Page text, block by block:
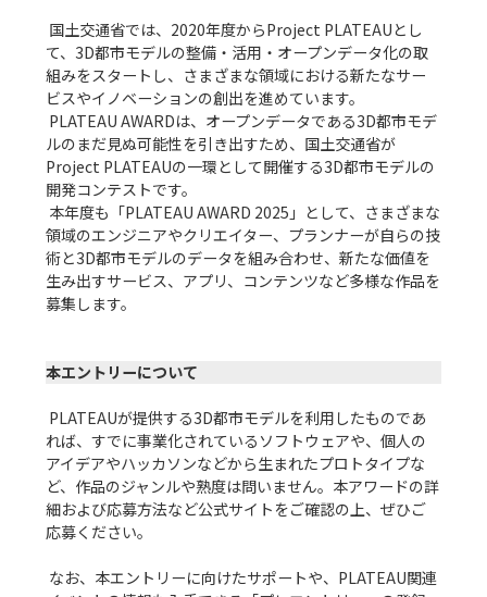
て、3D都市モデルの整備・活用・オープンデータ化の取
組みをスタートし、さまざまな領域における新たなサー
ビスやイノベーションの創出を進めています。
ルのまだ見ぬ可能性を引き出すため、国土交通省が
Project PLATEAUの一環として開催する3D都市モデルの
開発コンテストです。
領域のエンジニアやクリエイター、プランナーが自らの技
術と3D都市モデルのデータを組み合わせ、新たな価値を
生み出すサービス、アプリ、コンテンツなど多様な作品を
募集します。
本エントリーについて
れば、すでに事業化されているソフトウェアや、個人の
アイデアやハッカソンなどから生まれたプロトタイプな
ど、作品のジャンルや熟度は問いません。本アワードの詳
細および応募方法など公式サイトをご確認の上、ぜひご
応募ください。